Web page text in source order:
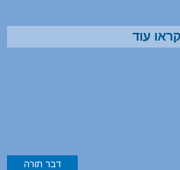
קראו עוד
דבר תורה